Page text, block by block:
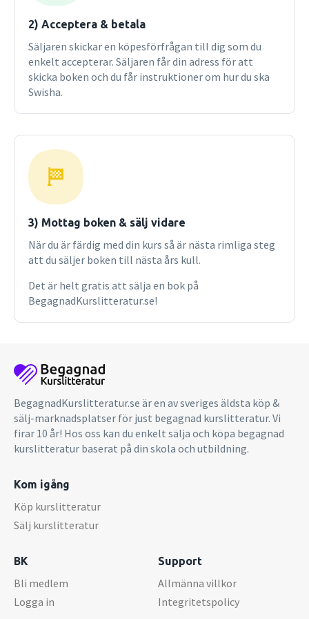
2) Acceptera & betala
Säljaren skickar en köpesförfrågan till dig som du
enkelt accepterar. Säljaren får din adress för att
skicka boken och du får instruktioner om hur du ska
Swisha.
3) Mottag boken & sälj vidare
När du är färdig med din kurs så är nästa rimliga steg
att du säljer boken till nästa års kull.
Det är helt gratis att sälja en bok på
BegagnadKurslitteratur.se!
BegagnadKurslitteratur.se är en av sveriges äldsta köp &
sälj-marknadsplatser för just begagnad kurslitteratur. Vi
firar 10 år! Hos oss kan du enkelt sälja och köpa begagnad
kurslitteratur baserat på din skola och utbildning.
Kom igång
Köp kurslitteratur
Sälj kurslitteratur
BK
Bli medlem
Logga in
Support
Allmänna villkor
Integritetspolicy